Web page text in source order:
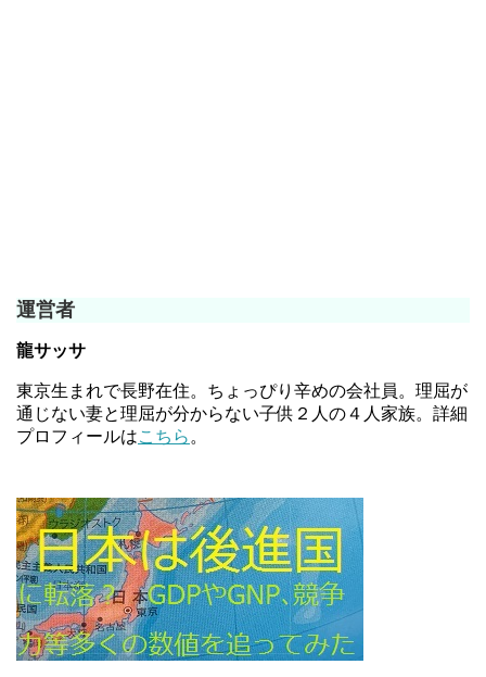
運営者
龍サッサ
東京生まれで長野在住。ちょっぴり辛めの会社員。理屈が
通じない妻と理屈が分からない子供２人の４人家族。詳細
プロフィールはこちら 。